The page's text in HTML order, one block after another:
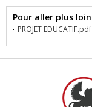
Pour aller plus loin
PROJET EDUCATIF.pdf